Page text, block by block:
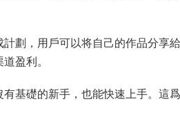
劃，用戶可以将自己的作品分享
盈利。
基礎的新手，也能快速上手。這